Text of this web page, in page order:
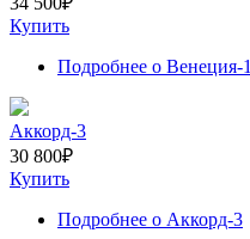
Купить
Подробнее о Венеция-1
Аккорд-3
30 800₽
Купить
Подробнее о Аккорд-3